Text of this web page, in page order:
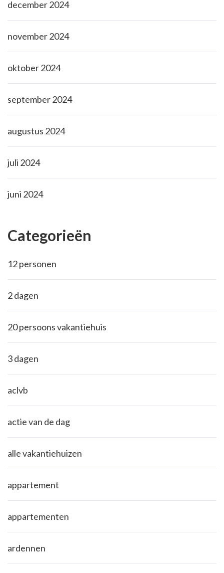
december 2024
november 2024
oktober 2024
september 2024
augustus 2024
juli 2024
juni 2024
Categorieën
12 personen
2 dagen
20 persoons vakantiehuis
3 dagen
aclvb
actie van de dag
alle vakantiehuizen
appartement
appartementen
ardennen